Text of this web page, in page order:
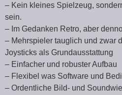
– Kein kleines Spielzeug,
sein.
– Im Gedanken Retro, aber
– Mehrspieler tauglich und zwar
Joysticks als Grundausstattung
– Einfacher und robuster Aufbau
– Flexibel was Software und
– Ordentliche Bild- und